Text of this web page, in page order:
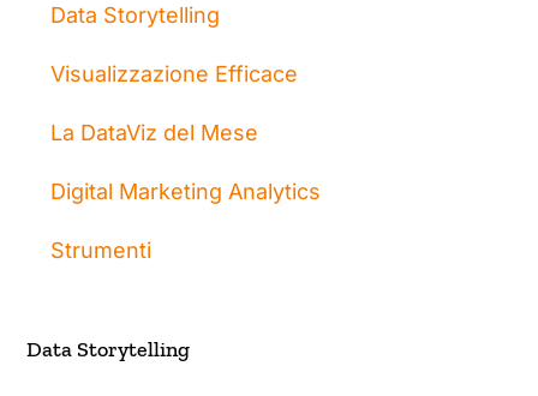
Data Storytelling
Visualizzazione Efficace
La DataViz del Mese
Digital Marketing Analytics
Strumenti
Data Storytelling